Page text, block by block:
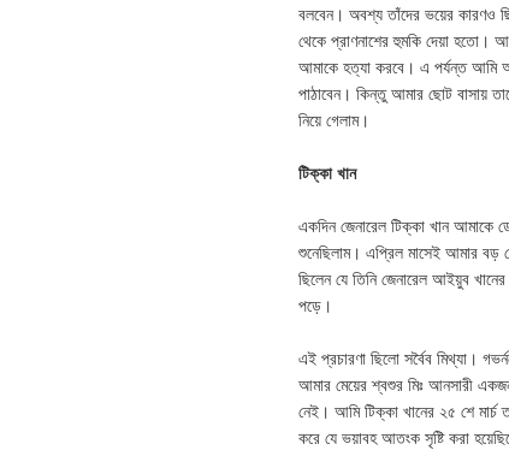
বলবেন। অবশ্য তাঁদের ভয়ের কারণও
থেকে প্রাণনাশের হুমকি দেয়া হতো।
আমাকে হত্যা করবে। এ পর্যন্ত আমি
পাঠাবেন। কিন্তু আমার ছোট বাসায়
নিয়ে গেলাম।
টিক্কা খান
একদিন জেনারেল টিক্কা খান আমাকে
শুনেছিলাম। এপ্রিল মাসেই আমার বড়
ছিলেন যে তিনি জেনারেল আইয়ুব
পড়ে।
এই প্রচারণা ছিলো সর্বৈব মিথ্যা।
আমার মেয়ের শ্বশুর মিঃ আনসারী
নেই। আমি টিক্কা খানের ২৫ শে মার্চ
করে যে ভয়াবহ আতংক সৃষ্টি করা